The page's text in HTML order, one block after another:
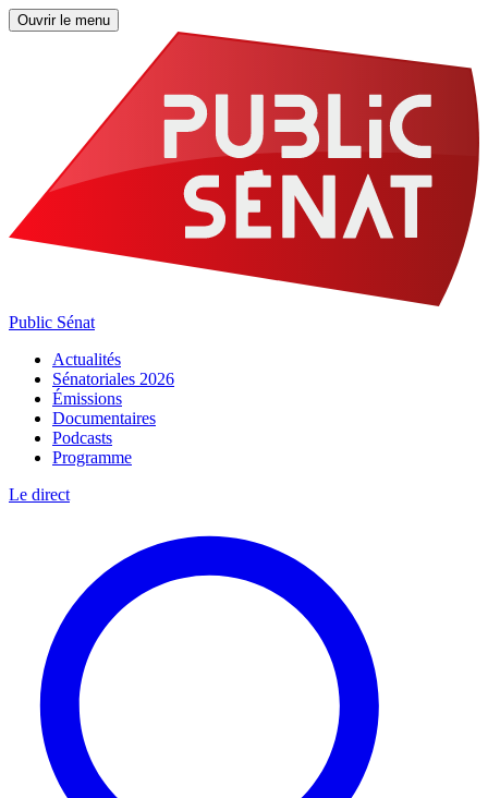
Ouvrir le menu
Public Sénat
Actualités
Sénatoriales 2026
Émissions
Documentaires
Podcasts
Programme
Le direct